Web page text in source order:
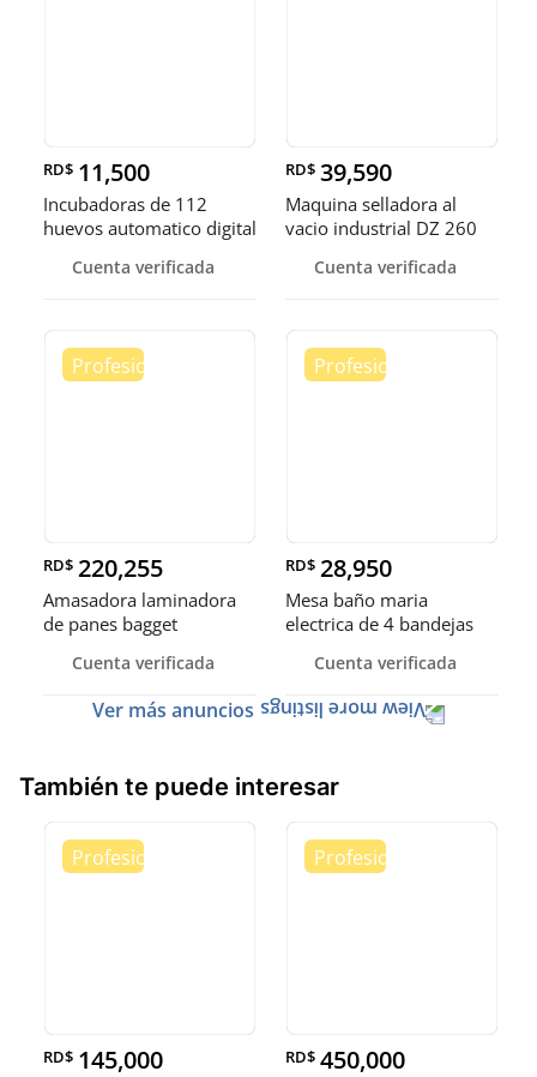
RD$ 11,500
Incubadoras de 112
huevos automatico digital
Cuenta verificada
RD$ 39,590
Maquina selladora al
vacio industrial DZ 260
Cuenta verificada
RD$ 220,255
Amasadora laminadora
de panes bagget
Cuenta verificada
RD$ 28,950
Mesa baño maria
electrica de 4 bandejas
Cuenta verificada
Ver más anuncios
También te puede interesar
RD$ 145,000 RD$ 450,000